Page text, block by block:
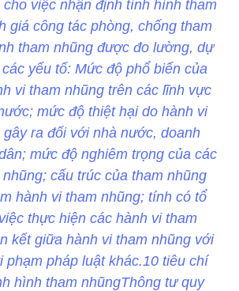
việc nhận định tình hình tham
giá công tác phòng, chống tham
tham nhũng được đo lường, dự
yếu tố: Mức độ phổ biến của
vi tham nhũng trên các lĩnh vực
mức độ thiệt hại do hành vi
gây ra đối với nhà nước, doanh
mức độ nghiêm trọng của các
cấu trúc của tham nhũng
hành vi tham nhũng; tính có tổ
thực hiện các hành vi tham
kết giữa hành vi tham nhũng với
phạm pháp luật khác.10 tiêu chí
hình tham nhũngThông tư quy